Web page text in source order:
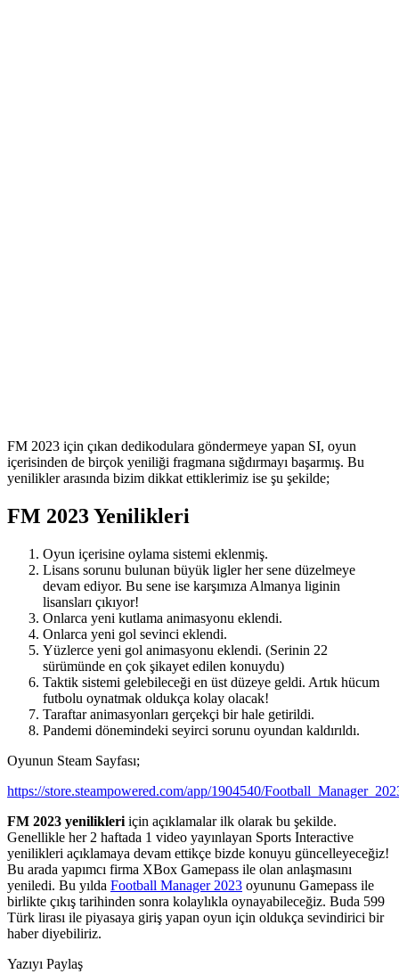
FM 2023 için çıkan dedikodulara göndermeye yapan SI, oyun
içerisinden de birçok yeniliği fragmana sığdırmayı başarmış. Bu
yenilikler arasında bizim dikkat ettiklerimiz ise şu şekilde;
FM 2023 Yenilikleri
Oyun içerisine oylama sistemi eklenmiş.
Lisans sorunu bulunan büyük ligler her sene düzelmeye
devam ediyor. Bu sene ise karşımıza Almanya liginin
lisansları çıkıyor!
Onlarca yeni kutlama animasyonu eklendi.
Onlarca yeni gol sevinci eklendi.
Yüzlerce yeni gol animasyonu eklendi. (Serinin 22
sürümünde en çok şikayet edilen konuydu)
Taktik sistemi gelebileceği en üst düzeye geldi. Artık hücum
futbolu oynatmak oldukça kolay olacak!
Taraftar animasyonları gerçekçi bir hale getirildi.
Pandemi dönemindeki seyirci sorunu oyundan kaldırıldı.
Oyunun Steam Sayfası;
https://store.steampowered.com/app/1904540/
FM 2023 yenilikleri için açıklamalar ilk olarak bu şekilde.
Genellikle her 2 haftada 1 video yayınlayan Sports Interactive
yenilikleri açıklamaya devam ettikçe bizde konuyu güncelleyeceğiz!
Bu arada yapımcı firma XBox Gamepass ile olan anlaşmasını
yeniledi. Bu yılda Football Manager 2023 oyununu Gamepass ile
birlikte çıkış tarihinden sonra kolaylıkla oynayabileceğiz. Buda 599
Türk lirası ile piyasaya giriş yapan oyun için oldukça sevindirici bir
haber diyebiliriz.
Yazıyı Paylaş